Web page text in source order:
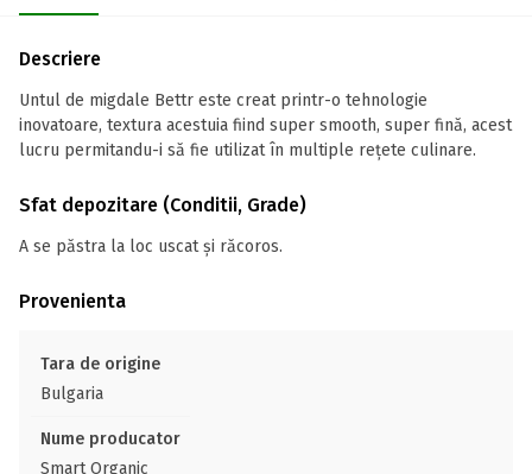
Descriere
Untul de migdale Bettr este creat printr-o tehnologie
inovatoare, textura acestuia fiind super smooth, super fină, acest
lucru permitandu-i să fie utilizat în multiple rețete culinare.
Sfat depozitare (Conditii, Grade)
A se păstra la loc uscat și răcoros.
Provenienta
Tara de origine
Bulgaria
Nume producator
Smart Organic